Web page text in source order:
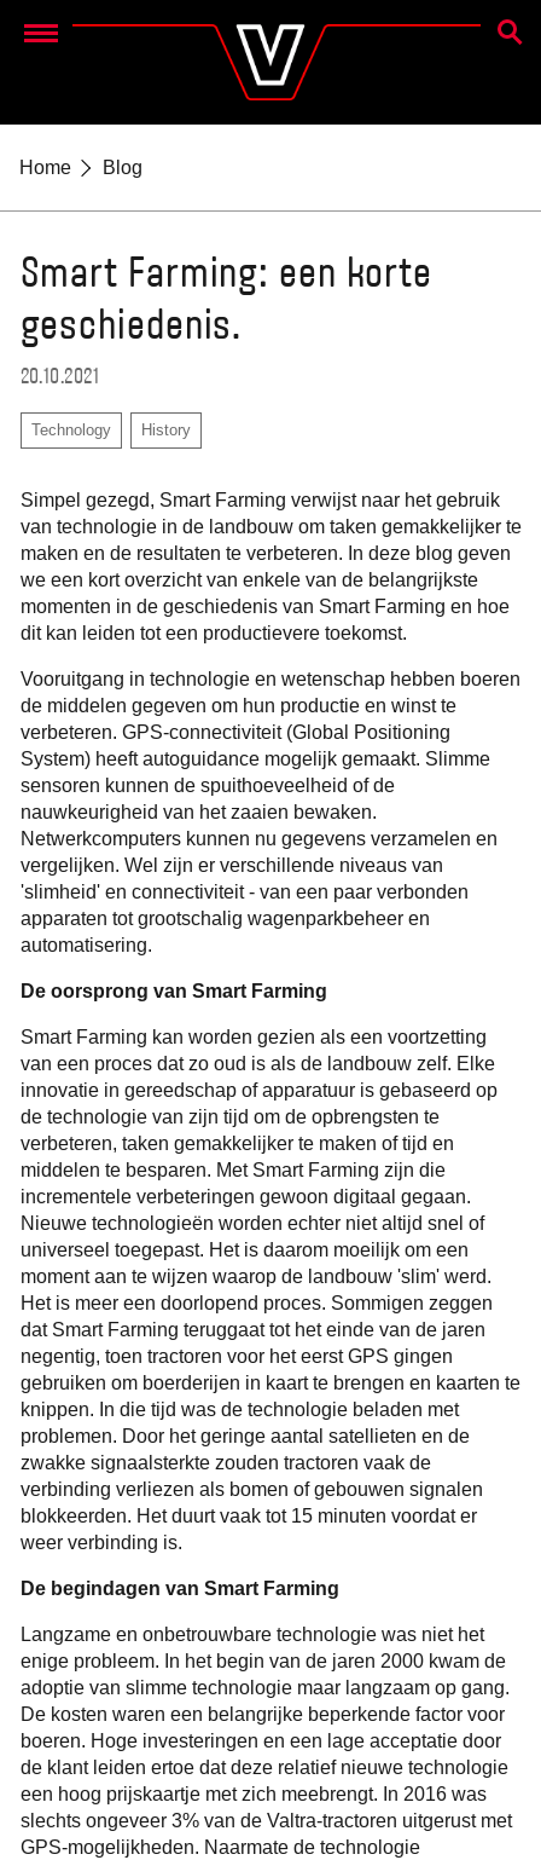
Menu
ZOEK
Home Blog
Smart Farming: een korte
geschiedenis.
20.10.2021
Technology History
Simpel gezegd, Smart Farming verwijst naar het gebruik
van technologie in de landbouw om taken gemakkelijker te
maken en de resultaten te verbeteren. In deze blog geven
we een kort overzicht van enkele van de belangrijkste
momenten in de geschiedenis van Smart Farming en hoe
dit kan leiden tot een productievere toekomst.
Vooruitgang in technologie en wetenschap hebben boeren
de middelen gegeven om hun productie en winst te
verbeteren. GPS-connectiviteit (Global Positioning
System) heeft autoguidance mogelijk gemaakt. Slimme
sensoren kunnen de spuithoeveelheid of de
nauwkeurigheid van het zaaien bewaken.
Netwerkcomputers kunnen nu gegevens verzamelen en
vergelijken. Wel zijn er verschillende niveaus van
'slimheid' en connectiviteit - van een paar verbonden
apparaten tot grootschalig wagenparkbeheer en
automatisering.
De oorsprong van Smart Farming
Smart Farming kan worden gezien als een voortzetting
van een proces dat zo oud is als de landbouw zelf. Elke
innovatie in gereedschap of apparatuur is gebaseerd op
de technologie van zijn tijd om de opbrengsten te
verbeteren, taken gemakkelijker te maken of tijd en
middelen te besparen. Met Smart Farming zijn die
incrementele verbeteringen gewoon digitaal gegaan.
Nieuwe technologieën worden echter niet altijd snel of
universeel toegepast. Het is daarom moeilijk om een ​​
moment aan te wijzen waarop de landbouw 'slim' werd.
Het is meer een doorlopend proces. Sommigen zeggen
dat Smart Farming teruggaat tot het einde van de jaren
negentig, toen tractoren voor het eerst GPS gingen
gebruiken om boerderijen in kaart te brengen en kaarten te
knippen. In die tijd was de technologie beladen met
problemen. Door het geringe aantal satellieten en de
zwakke signaalsterkte zouden tractoren vaak de
verbinding verliezen als bomen of gebouwen signalen
blokkeerden. Het duurt vaak tot 15 minuten voordat er
weer verbinding is.
De begindagen van Smart Farming
Langzame en onbetrouwbare technologie was niet het
enige probleem. In het begin van de jaren 2000 kwam de
adoptie van slimme technologie maar langzaam op gang.
De kosten waren een belangrijke beperkende factor voor
boeren. Hoge investeringen en een lage acceptatie door
de klant leiden ertoe dat deze relatief nieuwe technologie
een hoog prijskaartje met zich meebrengt. In 2016 was
slechts ongeveer 3% van de Valtra-tractoren uitgerust met
GPS-mogelijkheden. Naarmate de technologie